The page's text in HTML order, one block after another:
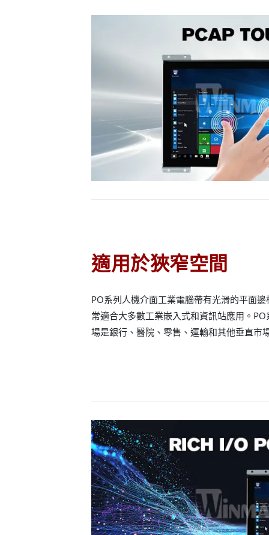
適用於狹窄空間
PO系列人機介面工業電腦帶有光滑的平面
常適合大多數工業嵌入式和資訊站應用。
場是銀行、醫院、零售、運輸和其他垂直市